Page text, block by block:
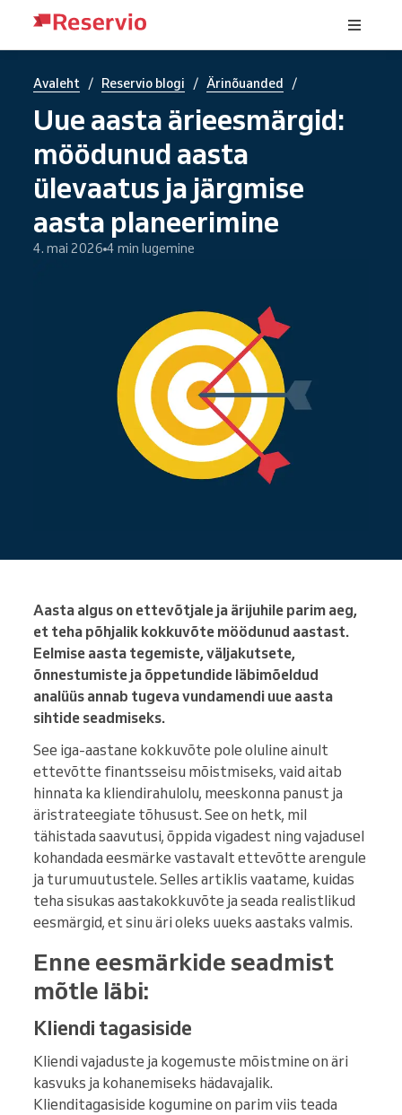
Avaleht / Reservio blogi / Ärinõuanded /
Uue aasta ärieesmärgid:
möödunud aasta
ülevaatus ja järgmise
aasta planeerimine
4. mai 2026 4 min lugemine
Aasta algus on ettevõtjale ja ärijuhile parim aeg,
et teha põhjalik kokkuvõte möödunud aastast.
Eelmise aasta tegemiste, väljakutsete,
õnnestumiste ja õppetundide läbimõeldud
analüüs annab tugeva vundamendi uue aasta
sihtide seadmiseks.
See iga-aastane kokkuvõte pole oluline ainult
ettevõtte finantsseisu mõistmiseks, vaid aitab
hinnata ka kliendirahulolu, meeskonna panust ja
äristrateegiate tõhusust. See on hetk, mil
tähistada saavutusi, õppida vigadest ning vajadusel
kohandada eesmärke vastavalt ettevõtte arengule
ja turumuutustele. Selles artiklis vaatame, kuidas
teha sisukas aastakokkuvõte ja seada realistlikud
eesmärgid, et sinu äri oleks uueks aastaks valmis.
Enne eesmärkide seadmist
mõtle läbi:
Kliendi tagasiside
Kliendi vajaduste ja kogemuste mõistmine on äri
kasvuks ja kohanemiseks hädavajalik.
Klienditagasiside kogumine on parim viis teada